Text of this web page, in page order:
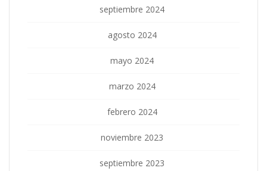
septiembre 2024
agosto 2024
mayo 2024
marzo 2024
febrero 2024
noviembre 2023
septiembre 2023